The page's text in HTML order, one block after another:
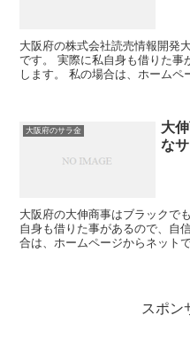
大阪府の株式会社読売情報開発
です。 実際に私自身も借りた事
します。 私の場合は、ホームペ
大阪府のサラ金
大
な
大阪府の大伸商事はブラックで
自身も借りた事があるので、自
合は、ホームページからネット
スポン